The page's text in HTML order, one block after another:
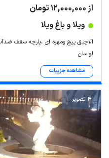
از 12,000,000 تومان
ویلا و باغ ویلا
آلاچیق پیچ ومهره ای ،پارچه سقف
لواسان
مشاهده جزییات
4 تصویر